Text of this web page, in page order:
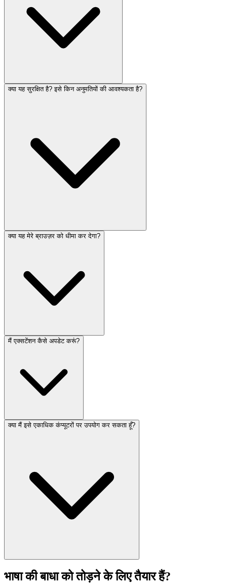
क्या यह सुरक्षित है? इसे किन अनुमतियों की आवश्यकता है?
क्या यह मेरे ब्राउज़र को धीमा कर देगा?
मैं एक्सटेंशन कैसे अपडेट करूं?
क्या मैं इसे एकाधिक कंप्यूटरों पर उपयोग कर सकता हूँ?
भाषा की बाधा को तोड़ने के लिए तैयार हैं?